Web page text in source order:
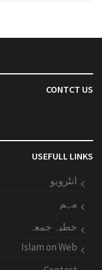
CONTCT US
USEFULL LINKS
انٹرویو
مہم
خطبہ جمعہ
Islam on Web